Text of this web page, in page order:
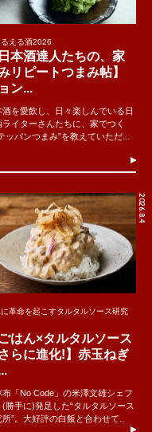
える酒2026
日本酒達人たちの、家
リピートつまみ帖】
ン...
酒を愛飲し、日々楽しんでいる日
ライターさんたちに、家でつく
ッパンつまみ”を教えていただ...
2026.8.4
革命を起こすタルタルソース研究
ごはん×タルタルソース
らに進化!】赤玉ねぎ
布「No Code」の米澤文雄シェフ
(勝手に)発足した“タルタルソース
所”。大好評の白飯と合わせて..